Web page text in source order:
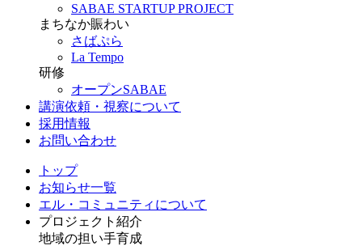
SABAE STARTUP PROJECT
まちなか賑わい
さばぷら
La Tempo
研修
オープンSABAE
講演依頼・視察について
採用情報
お問い合わせ
トップ
お知らせ一覧
エル・コミュニティについて
プロジェクト紹介
地域の担い手育成